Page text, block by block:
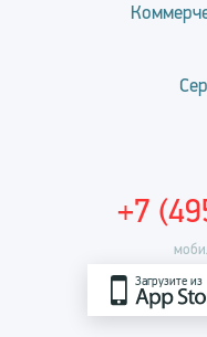
Загрузите из
+7